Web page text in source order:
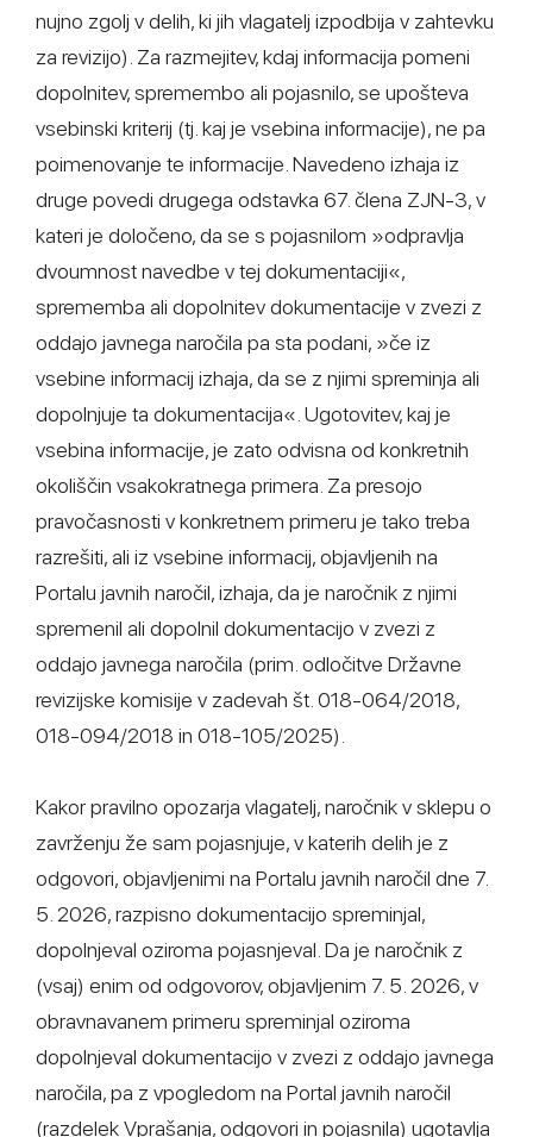
nujno zgolj v delih, ki jih vlagatelj izpodbija v zahtevku
za revizijo). Za razmejitev, kdaj informacija pomeni
dopolnitev, spremembo ali pojasnilo, se upošteva
vsebinski kriterij (tj. kaj je vsebina informacije), ne pa
poimenovanje te informacije. Navedeno izhaja iz
druge povedi drugega odstavka 67. člena ZJN-3, v
kateri je določeno, da se s pojasnilom »odpravlja
dvoumnost navedbe v tej dokumentaciji«,
sprememba ali dopolnitev dokumentacije v zvezi z
oddajo javnega naročila pa sta podani, »če iz
vsebine informacij izhaja, da se z njimi spreminja ali
dopolnjuje ta dokumentacija«. Ugotovitev, kaj je
vsebina informacije, je zato odvisna od konkretnih
okoliščin vsakokratnega primera. Za presojo
pravočasnosti v konkretnem primeru je tako treba
razrešiti, ali iz vsebine informacij, objavljenih na
Portalu javnih naročil, izhaja, da je naročnik z njimi
spremenil ali dopolnil dokumentacijo v zvezi z
oddajo javnega naročila (prim. odločitve Državne
revizijske komisije v zadevah št. 018-064/2018,
018-094/2018 in 018-105/2025).
Kakor pravilno opozarja vlagatelj, naročnik v sklepu o
zavrženju že sam pojasnjuje, v katerih delih je z
odgovori, objavljenimi na Portalu javnih naročil dne 7.
5. 2026, razpisno dokumentacijo spreminjal,
dopolnjeval oziroma pojasnjeval. Da je naročnik z
(vsaj) enim od odgovorov, objavljenim 7. 5. 2026, v
obravnavanem primeru spreminjal oziroma
dopolnjeval dokumentacijo v zvezi z oddajo javnega
naročila, pa z vpogledom na Portal javnih naročil
(razdelek Vprašanja, odgovori in pojasnila) ugotavlja